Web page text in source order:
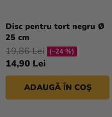
Disc pentru tort negru Ø
25 cm
14,90 Lei
19,86 Lei (–24 %)
ADAUGĂ ÎN COŞ